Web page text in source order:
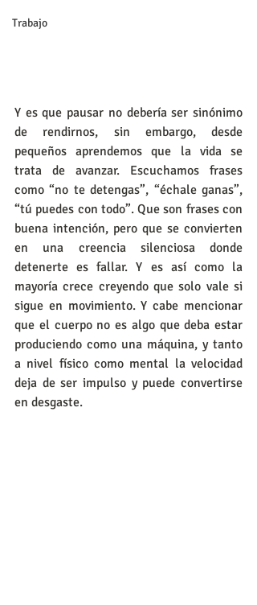
Trabajo
Y es que pausar no debería ser sinónimo
de rendirnos, sin embargo, desde
pequeños aprendemos que la vida se
trata de avanzar. Escuchamos frases
como “no te detengas”, “échale ganas”,
“tú puedes con todo”. Que son frases con
buena intención, pero que se convierten
en una creencia silenciosa donde
detenerte es fallar. Y es así como la
mayoría crece creyendo que solo vale si
sigue en movimiento. Y cabe mencionar
que el cuerpo no es algo que deba estar
produciendo como una máquina, y tanto
a nivel físico como mental la velocidad
deja de ser impulso y puede convertirse
en desgaste.